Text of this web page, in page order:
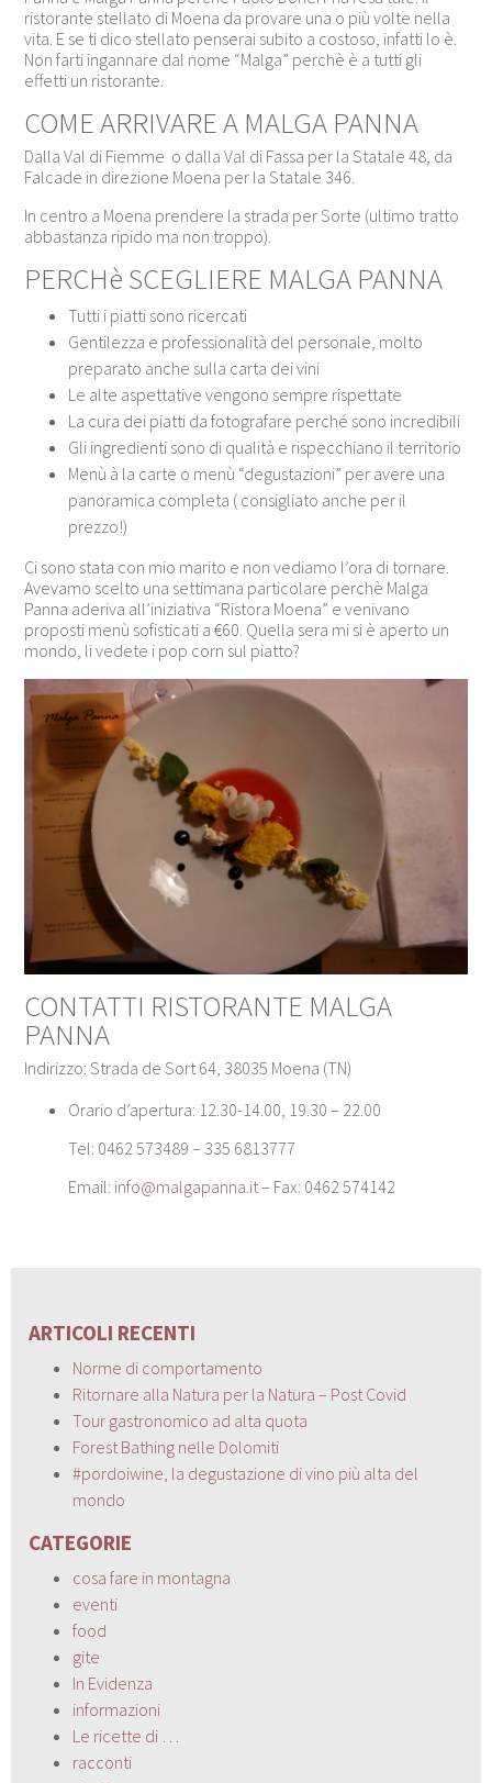
ristorante stellato di Moena da provare una o più volte nella
vita. E se ti dico stellato penserai subito a costoso, infatti lo è.
Non farti ingannare dal nome “Malga” perchè è a tutti gli
effetti un ristorante.
COME ARRIVARE A MALGA PANNA
Dalla Val di Fiemme o dalla Val di Fassa per la Statale 48, da
Falcade in direzione Moena per la Statale 346.
In centro a Moena prendere la strada per Sorte (ultimo tratto
abbastanza ripido ma non troppo).
PERCHè SCEGLIERE MALGA PANNA
Tutti i piatti sono ricercati
Gentilezza e professionalità del personale, molto
preparato anche sulla carta dei vini
Le alte aspettative vengono sempre rispettate
La cura dei piatti da fotografare perché sono incredibili
Gli ingredienti sono di qualità e rispecchiano il territorio
Menù à la carte o menù “degustazioni” per avere una
panoramica completa ( consigliato anche per il
prezzo!)
Ci sono stata con mio marito e non vediamo l’ora di tornare.
Avevamo scelto una settimana particolare perchè Malga
Panna aderiva all’iniziativa “Ristora Moena” e venivano
proposti menù sofisticati a €60. Quella sera mi si è aperto un
mondo, li vedete i pop corn sul piatto?
CONTATTI RISTORANTE MALGA
PANNA
Indirizzo: Strada de Sort 64, 38035 Moena (TN)
Orario d’apertura: 12.30-14.00, 19.30 – 22.00
Tel: 0462 573489 – 335 6813777
Email: info@malgapanna.it– Fax: 0462 574142
ARTICOLI RECENTI
Norme di comportamento
Ritornare alla Natura per la Natura – Post Covid
Tour gastronomico ad alta quota
Forest Bathing nelle Dolomiti
#pordoiwine, la degustazione di vino più alta del
mondo
CATEGORIE
cosa fare in montagna
eventi
food
gite
In Evidenza
informazioni
Le ricette di …
racconti